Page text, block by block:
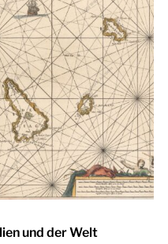
und der Welt